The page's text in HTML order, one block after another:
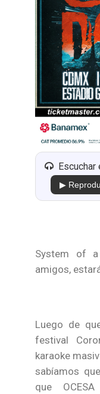
Escuchar
▶
System of
amigos,
Luego de
festival
karaoke
sabíamos
que